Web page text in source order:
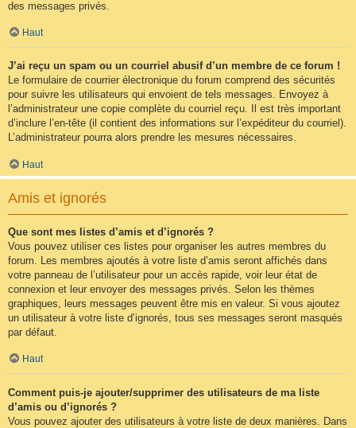
des messages privés.
Haut
J’ai reçu un spam ou un courriel abusif d’un membre de ce forum !
Le formulaire de courrier électronique du forum comprend des sécurités
pour suivre les utilisateurs qui envoient de tels messages. Envoyez à
l’administrateur une copie complète du courriel reçu. Il est très important
d’inclure l’en-tête (il contient des informations sur l’expéditeur du courriel).
L’administrateur pourra alors prendre les mesures nécessaires.
Haut
Amis et ignorés
Que sont mes listes d’amis et d’ignorés ?
Vous pouvez utiliser ces listes pour organiser les autres membres du
forum. Les membres ajoutés à votre liste d’amis seront affichés dans
votre panneau de l’utilisateur pour un accès rapide, voir leur état de
connexion et leur envoyer des messages privés. Selon les thèmes
graphiques, leurs messages peuvent être mis en valeur. Si vous ajoutez
un utilisateur à votre liste d’ignorés, tous ses messages seront masqués
par défaut.
Haut
Comment puis-je ajouter/supprimer des utilisateurs de ma liste
d’amis ou d’ignorés ?
Vous pouvez ajouter des utilisateurs à votre liste de deux manières. Dans